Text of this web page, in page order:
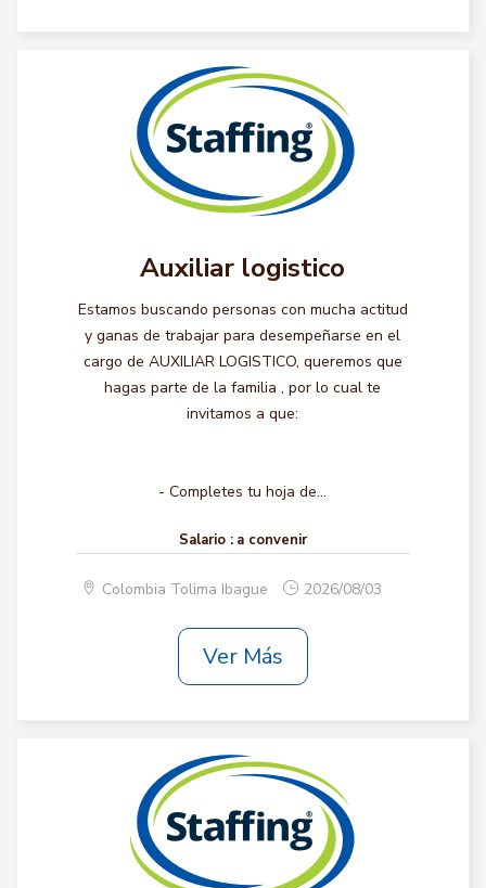
Auxiliar logistico
Estamos buscando personas con mucha actitud
y ganas de trabajar para desempeñarse en el
cargo de AUXILIAR LOGISTICO, queremos que
hagas parte de la familia , por lo cual te
invitamos a que:
- Completes tu hoja de...
Salario : a convenir
Colombia Tolima Ibague 2026/08/03
Ver Más